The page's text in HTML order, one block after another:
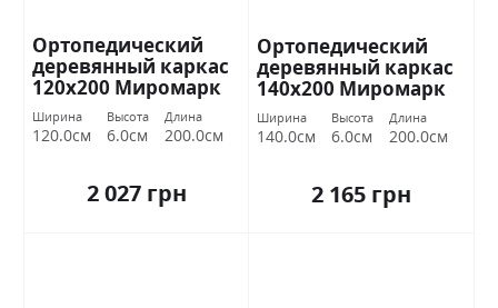
Ортопедический
деревянный каркас
120х200 Миромарк
Ширина
120.0см
Высота
6.0см
Длина
200.0см
2 027 грн
Ортопедический
деревянный каркас
140х200 Миромарк
Ширина
140.0см
Высота
6.0см
Длина
200.0см
2 165 грн